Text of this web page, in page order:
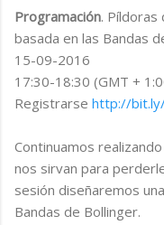
Programación. Píldoras
basada en las Bandas
15-09-2016
17:30-18:30 (GMT +
Registrarse http://
Continuamos
nos sirvan para
sesión diseñaremos
Bandas de Bollinger.